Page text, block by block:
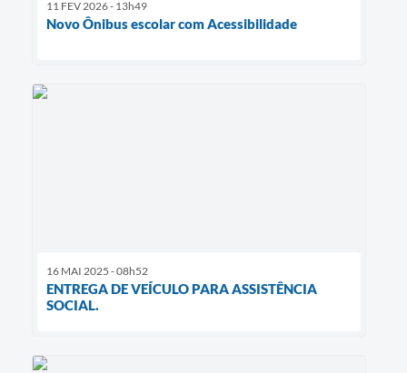
11 FEV 2026 - 13h49
Novo Ônibus escolar com Acessibilidade
16 MAI 2025 - 08h52
ENTREGA DE VEÍCULO PARA ASSISTÊNCIA
SOCIAL.